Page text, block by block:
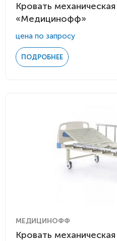
Кровать
«Медицинофф»
цена по запросу
ПОДРОБНЕЕ
МЕДИЦИНОФФ
Кровать